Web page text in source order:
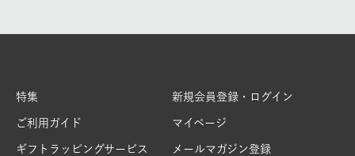
特集
ご利用ガイド
ギフトラッピングサービス
新規会員登録・ログイン
マイページ
メールマガジン登録